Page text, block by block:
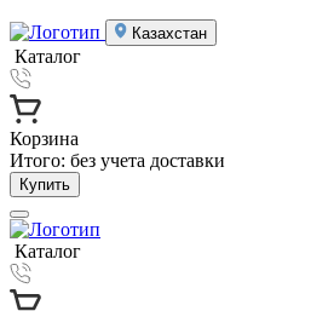
Казахстан
Каталог
Корзина
Итого: без учета доставки
Купить
Каталог